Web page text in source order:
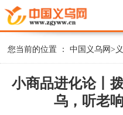
您当前的位置 ：中国义乌网>
小商品进化论丨
乌，听老